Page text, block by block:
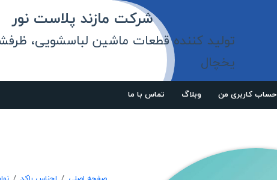
پلاست
شرکت مازند پلاست نور
تولید کننده قطعات ماشین لباسشویی،
یخچال
حساب کاربری من وبلاگ تماس با ما